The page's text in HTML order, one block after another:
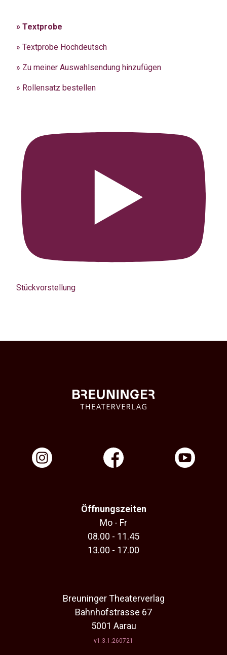
» Textprobe
» Textprobe Hochdeutsch
» Zu meiner Auswahlsendung hinzufügen
» Rollensatz bestellen
Stückvorstellung
Öffnungszeiten
Mo - Fr
08.00 - 11.45
13.00 - 17.00
Breuninger Theaterverlag
Bahnhofstrasse 67
5001 Aarau
v1.3.1.260721